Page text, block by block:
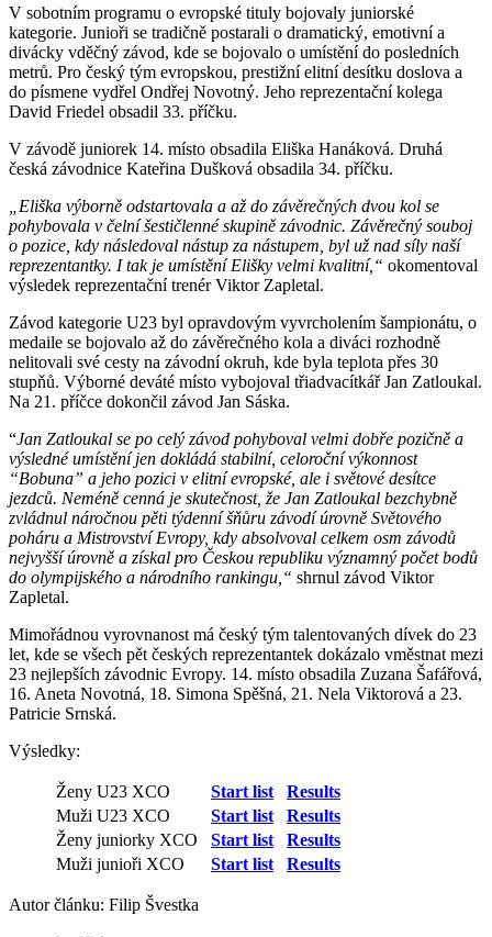
V sobotním programu o evropské tituly bojovaly juniorské
kategorie. Junioři se tradičně postarali o dramatický, emotivní a
divácky vděčný závod, kde se bojovalo o umístění do posledních
metrů. Pro český tým evropskou, prestižní elitní desítku doslova a
do písmene vydřel Ondřej Novotný. Jeho reprezentační kolega
David Friedel obsadil 33. příčku.
V závodě juniorek 14. místo obsadila Eliška Hanáková. Druhá
česká závodnice Kateřina Dušková obsadila 34. příčku.
„Eliška výborně odstartovala a až do závěrečných dvou kol se
pohybovala v čelní šestičlenné skupině závodnic. Závěrečný souboj
o pozice, kdy následoval nástup za nástupem, byl už nad síly naší
reprezentantky. I tak je umístění Elišky velmi kvalitní,“ okomentoval
výsledek reprezentační trenér Viktor Zapletal.
Závod kategorie U23 byl opravdovým vyvrcholením šampionátu, o
medaile se bojovalo až do závěrečného kola a diváci rozhodně
nelitovali své cesty na závodní okruh, kde byla teplota přes 30
stupňů. Výborné deváté místo vybojoval třiadvacítkář Jan Zatloukal.
Na 21. příčce dokončil závod Jan Sáska.
“Jan Zatloukal se po celý závod pohyboval velmi dobře pozičně a
výsledné umístění jen dokládá stabilní, celoroční výkonnost
“Bobuna” a jeho pozici v elitní evropské, ale i světové desítce
jezdců. Neméně cenná je skutečnost, že Jan Zatloukal bezchybně
zvládnul náročnou pěti týdenní šňůru závodí úrovně Světového
poháru a Mistrovství Evropy, kdy absolvoval celkem osm závodů
nejvyšší úrovně a získal pro Českou republiku významný počet bodů
do olympijského a národního rankingu,“ shrnul závod Viktor
Zapletal.
Mimořádnou vyrovnanost má český tým talentovaných dívek do 23
let, kde se všech pět českých reprezentantek dokázalo vměstnat mezi
23 nejlepších závodnic Evropy. 14. místo obsadila Zuzana Šafářová,
16. Aneta Novotná, 18. Simona Spěšná, 21. Nela Viktorová a 23.
Patricie Srnská.
Výsledky:
Ženy U23 XCO Start list
Results
Muži U23 XCO
Start list
Results
Ženy juniorky XCO
Start list
Results
Muži junioři XCO
Start list Results
Autor článku: Filip Švestka